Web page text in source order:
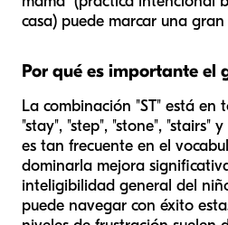
casa) puede marcar una
Por qué es importante el
La combinación "ST" está en
"stay", "step", "stone", "stairs"
es tan frecuente en el
dominarla mejora
inteligibilidad general del
puede navegar con éxito